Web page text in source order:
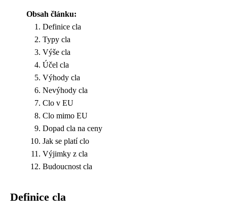
Obsah článku:
Definice cla
Typy cla
Výše cla
Účel cla
Výhody cla
Nevýhody cla
Clo v EU
Clo mimo EU
Dopad cla na ceny
Jak se platí clo
Výjimky z cla
Budoucnost cla
Definice cla